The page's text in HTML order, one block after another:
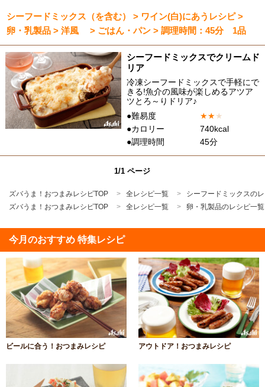
シーフードミックス（を含む） > ワイン(白)にあうレシピ >
卵・乳製品 > 洋風 > ごはん・パン > 調理時間：45分 1品
シーフードミックスでクリームド
リア
冷凍シーフードミックスで手軽にで
きる!魚介の風味が楽しめるアツア
ツとろ～りドリア♪
●難易度
★★★
●カロリー
740kcal
●調理時間
45分
1/1 ページ
ズバうま！おつまみレシピTOP 全レシピ一覧
シーフードミックスの
ズバうま！おつまみレシピTOP
全レシピ一覧 卵・乳製品のレシピ一覧
今月のおすすめ 特集レシピ
ビールに合う！おつまみレシピ アウトドア！おつまみレシピ